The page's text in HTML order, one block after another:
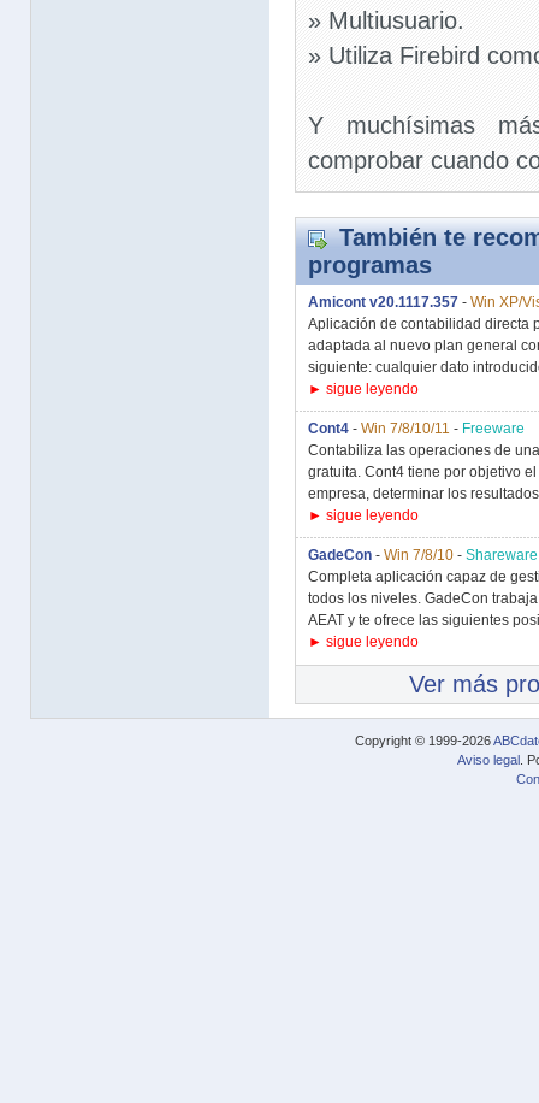
» Multiusuario.
» Utiliza Firebird
Y muchísimas
comprobar cuando
También te
programas
Amicont v20.1117.357 - Win XP/
Aplicación de contabilidad directa
adaptada al nuevo plan general
siguiente: cualquier dato
► sigue leyendo
Cont4 - Win 7/8/10/11 - Freeware
Contabiliza las operaciones de
gratuita. Cont4 tiene por objetivo
empresa, determinar los
► sigue leyendo
GadeCon - Win 7/8/10 - Shareware
Completa aplicación capaz de
todos los niveles. GadeCon
AEAT y te ofrece las siguientes
► sigue leyendo
Ver más
Copyright © 1999-2026
Aviso legal .